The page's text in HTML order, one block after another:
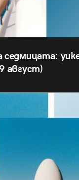
август)